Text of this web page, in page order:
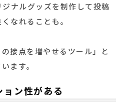
ナルグッズを制作して投稿
なれることも。
接点を増やせるツール」と
ます。
ン性がある